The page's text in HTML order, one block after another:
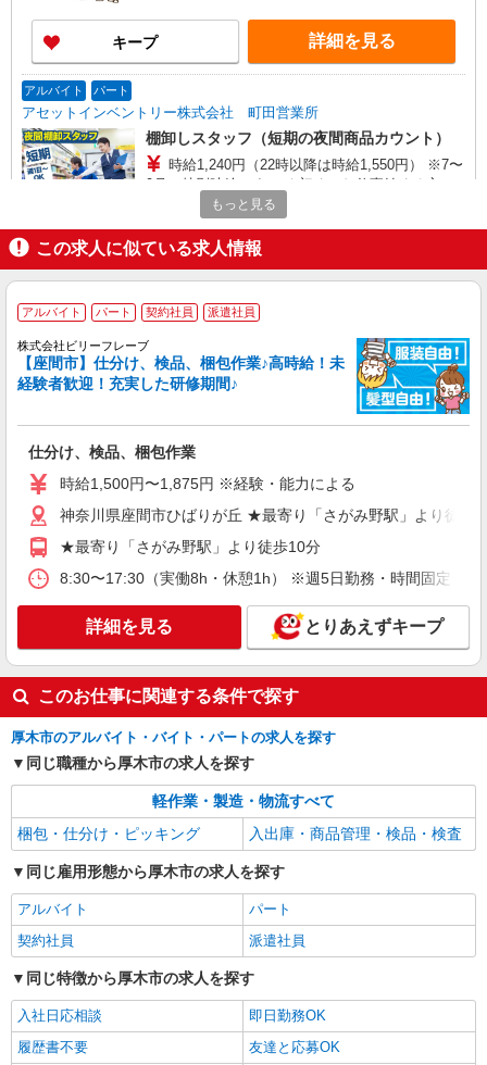
キープ 詳細を見る
アルバイト パート
アセットインベントリー株式会社 町田営業所
棚卸しスタッフ（短期の夜間商品カウント）
時給1,240円（22時以降は時給1,550円） ※7〜
9月の特別時給です！ ★初めてお仕事始める方に
出勤インセンティブあり！ 初日出勤日と出勤5日
目に各5,000円支給♪（規定有） ＼日払いOK／ 急
な出費の時も安心♪ 働いた分を給料日前に受け取
東京都町田市、神奈川県相模原市、大和市、海
老名市、綾瀬市、及びその周辺 ※基本直行直帰 ※
日によって店舗は異なります。 ※場所により社用
車送迎あり
キープ 詳細を見る
ランスタッド株式会社 厚木支店（厚木事業所）/FATG107302
仕分け・ピッキング・梱包
時給1400円 【月収例：235200円＋残業代】※
時給1400円×8時間×21日勤務の場合 ※交通費実費
支給／当社規定あり。
【勤務地】 神奈川県相模原市 【バイク、自転
「古淵駅」より徒歩20分 【登録地】 神奈川県厚
木市旭町1-2-1日本生命本厚木ビル6F ※上記は登
録場所となります
キープ 詳細を見る
派遣社員
ランスタッド株式会社 厚木支店（厚木事業所）/FATG107361
仕分け・ピッキング・梱包
時給1800円 月収例:302400円＝1800円×8時間
通費実費支給／当社規定あり。
神奈川県厚木市飯山南 車・バイク・自転車通
勤OK！
キープ
ランスタッド株式会社 厚木支店（厚木事業所）/FATG107360
仕分け・ピッキング・梱包
時給1450円 ▼22~5時は深夜手当込で1813
円！！ ▼残業＆時間外手当は別途支給！ ※交通
費実費支給／当社規定あり。上限4万円まで／月
【勤務地】 相模原市緑区大山町 ＜駅チカ！
＞ 大手ショッピングモールの目の前！ 【登録
6F ※上記は登録場所となります
派遣社員
もっと見る
この求人に似ている求人情報
アルバイト パート 契約社員 派遣社員
株式会社ビリーフレーブ
【座間市】仕分け、検品、梱包作業♪高時給！未
経験者歓迎！充実した研修期間♪
仕分け、検品、梱包作業
時給1,500円〜1,875円 ※経験・能力による
神奈川県座間市ひばりが丘 ★最寄り「さがみ野駅」より徒歩
★最寄り「さがみ野駅」より徒歩10分
8:30〜17:30（実働8h・休憩1h） ※週5日勤務・時間固定シフ
詳細を見る とりあえずキープ
このお仕事に関連する条件で探す
厚木市のアルバイト・バイト・パートの求人を探す
同じ職種から厚木市の求人を探す
軽作業・製造・物流すべて
梱包・仕分け・ピッキング
入出庫・商品管理・検品・検査
同じ雇用形態から厚木市の求人を探す
アルバイト
パート
契約社員
派遣社員
同じ特徴から厚木市の求人を探す
入社日応相談
即日勤務OK
履歴書不要
友達と応募OK